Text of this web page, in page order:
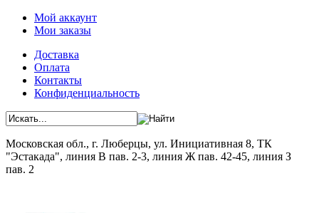
Мой аккаунт
Мои заказы
Доставка
Оплата
Контакты
Конфиденциальность
Московская обл., г. Люберцы, ул. Инициативная 8, ТК
"Эстакада", линия В пав. 2-3, линия Ж пав. 42-45, линия З
пав. 2